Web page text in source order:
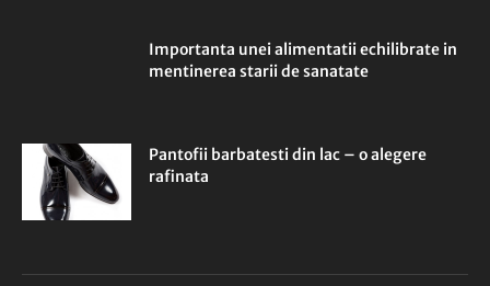
Importanta unei alimentatii echilibrate in
mentinerea starii de sanatate
Pantofii barbatesti din lac – o alegere
rafinata